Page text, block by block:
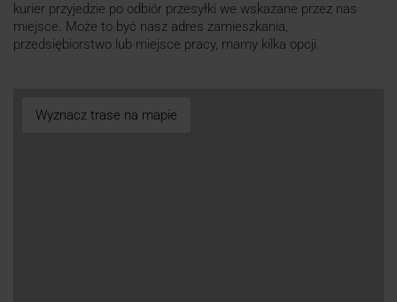
kurier przyjedzie po odbiór przesyłki we wskazane przez nas
miejsce. Może to być nasz adres zamieszkania,
przedsiębiorstwo lub miejsce pracy, mamy kilka opcji.
Wyznacz trase na mapie